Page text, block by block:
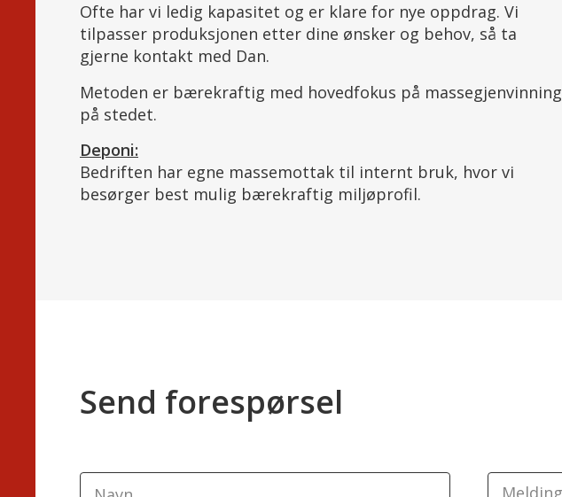
Ofte har vi ledig kapasitet og er klare for nye oppdrag. Vi
tilpasser produksjonen etter dine ønsker og behov, så ta
gjerne kontakt med Dan.
Metoden er bærekraftig med hovedfokus på massegjenvinning
på stedet.
Deponi:
Bedriften har egne massemottak til internt bruk, hvor vi
besørger best mulig bærekraftig miljøprofil.
Send forespørsel